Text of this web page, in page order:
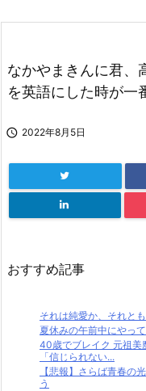
なかやまきんに君、
を英語にした時が一
 2022年8月5日
おすすめ記事
それは純愛か、それと
夏休みの午前中にやっ
40歳でブレイク 元祖美
「信じられない...
【悲報】さらば青春の
う